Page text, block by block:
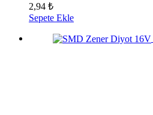
2,94 ₺
Sepete Ekle